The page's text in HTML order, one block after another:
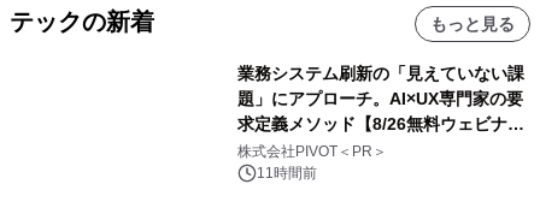
テックの新着 もっと見る
業務システム刷新の「見えていない課
題」にアプローチ。AI×UX専門家の要
求定義メソッド【8/26無料ウェビナ
ー】株式会社PIVOT
株式会社PIVOT＜PR＞
11時間前